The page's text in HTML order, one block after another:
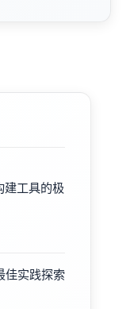
工具的极
佳实践探索